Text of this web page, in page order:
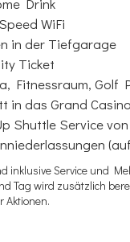
WiFi
in der Tiefgarage
Ticket
Fitnessraum, Golf
in das Grand
Shuttle Service
inklusive Service und
Tag wird zusätzlich
Aktionen.